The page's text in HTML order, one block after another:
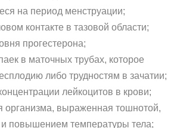
на период менструации;
контакте в тазовой области;
прогестерона;
в маточных трубах, которое
либо трудностям в зачатии;
лейкоцитов в крови;
организма, выраженная тошнотой,
повышением температуры тела;